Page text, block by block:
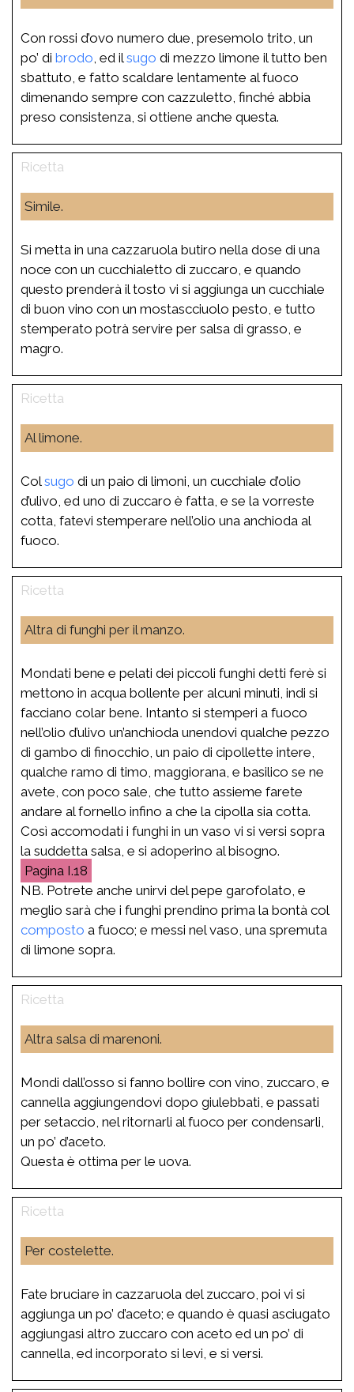
Con rossi d’ovo numero due, presemolo trito, un
po’ di brodo , ed ilsugo di mezzo limone il tutto ben
sbattuto, e fatto scaldare lentamente al fuoco
dimenando sempre con cazzuletto, finché abbia
preso consistenza, si ottiene anche questa.
Simile.
Si metta in una cazzaruola butiro nella dose di una
noce con un cucchialetto di zuccaro, e quando
questo prenderà il tosto vi si aggiunga un cucchiale
di buon vino con un mostascciuolo pesto, e tutto
stemperato potrà servire per salsa di grasso, e
magro.
Al limone.
Colsugo di un paio di limoni, un cucchiale d’olio
d’ulivo, ed uno di zuccaro è fatta, e se la vorreste
cotta, fatevi stemperare nell’olio una anchioda al
fuoco.
Altra di funghi per il manzo.
Mondati bene e pelati dei piccoli funghi detti ferè si
mettono in acqua bollente per alcuni minuti, indi si
facciano colar bene. Intanto si stemperi a fuoco
nell’olio d’ulivo un’anchioda unendovi qualche pezzo
di gambo di finocchio, un paio di cipollette intere,
qualche ramo di timo, maggiorana, e basilico se ne
avete, con poco sale, che tutto assieme farete
andare al fornello infino a che la cipolla sia cotta.
Così accomodati i funghi in un vaso vi si versi sopra
la suddetta salsa, e si adoperino al bisogno.
I.18
NB. Potrete anche unirvi del pepe garofolato, e
meglio sarà che i funghi prendino prima la bontà col
composto a fuoco; e messi nel vaso, una spremuta
di limone sopra.
Altra salsa di marenoni.
Mondi dall’osso si fanno bollire con vino, zuccaro, e
cannella aggiungendovi dopo giulebbati, e passati
per setaccio, nel ritornarli al fuoco per condensarli,
un po’ d’aceto.
Questa è ottima per le uova.
Per costelette.
Fate bruciare in cazzaruola del zuccaro, poi vi si
aggiunga un po’ d’aceto; e quando è quasi asciugato
aggiungasi altro zuccaro con aceto ed un po’ di
cannella, ed incorporato si levi, e si versi.